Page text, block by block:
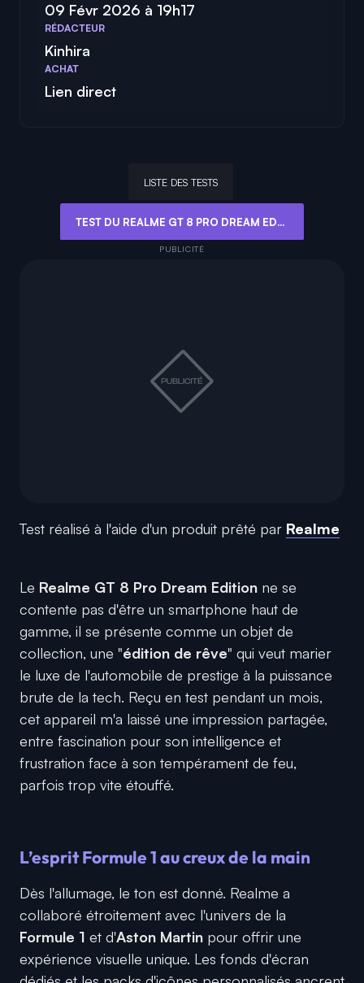
09 Févr 2026 à 19h17
RÉDACTEUR
Kinhira
ACHAT
Lien direct
LISTE DES TESTS
Test réalisé à l'aide d'un produit prêté par Realme
Le Realme GT 8 Pro Dream Edition ne se
contente pas d'être un smartphone haut de
gamme, il se présente comme un objet de
collection, une "édition de rêve" qui veut marier
le luxe de l'automobile de prestige à la puissance
brute de la tech. Reçu en test pendant un mois,
cet appareil m'a laissé une impression partagée,
entre fascination pour son intelligence et
frustration face à son tempérament de feu,
parfois trop vite étouffé.
L’esprit Formule 1 au creux de la main
Dès l'allumage, le ton est donné. Realme a
collaboré étroitement avec l'univers de la
Formule 1 et d'Aston Martin pour offrir une
expérience visuelle unique. Les fonds d'écran